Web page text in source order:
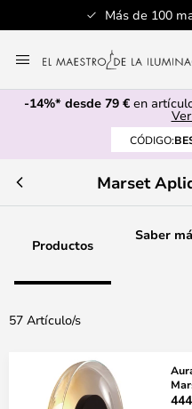
Servicio al
al
contenido
-14%* desde 79 €en
CÓDIGO:
Marset
Productos
Saber
57 Artículo/s